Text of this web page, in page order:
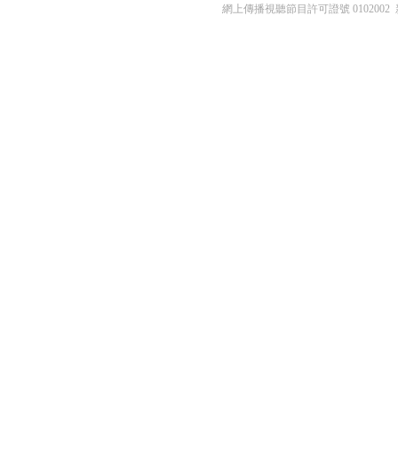
網上傳播視聽節目許可證號 0102002